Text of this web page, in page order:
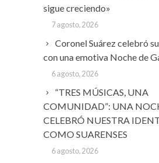
sigue creciendo»
7 agosto, 2026
Coronel Suárez celebró
con una emotiva Noche de
6 agosto, 2026
“TRES MÚSICAS, UNA
COMUNIDAD”: UNA
CELEBRÓ NUESTRA
COMO SUARENSES
6 agosto, 2026